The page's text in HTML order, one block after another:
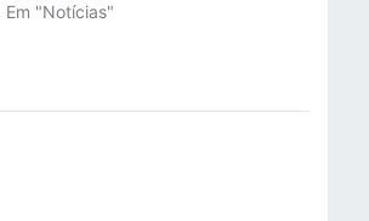
Em "Notícias"